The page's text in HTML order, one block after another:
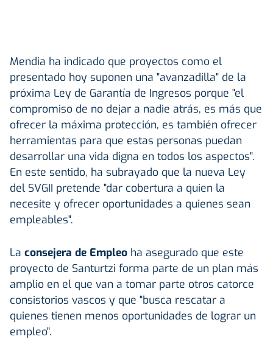
Mendia ha indicado que proyectos como el
presentado hoy suponen una "avanzadilla" de la
próxima Ley de Garantía de Ingresos porque "el
compromiso de no dejar a nadie atrás, es más que
ofrecer la máxima protección, es también ofrecer
herramientas para que estas personas puedan
desarrollar una vida digna en todos los aspectos".
En este sentido, ha subrayado que la nueva Ley
del SVGII pretende "dar cobertura a quien la
necesite y ofrecer oportunidades a quienes sean
empleables".
La consejera de Empleo ha asegurado que este
proyecto de Santurtzi forma parte de un plan más
amplio en el que van a tomar parte otros catorce
consistorios vascos y que "busca rescatar a
quienes tienen menos oportunidades de lograr un
empleo".